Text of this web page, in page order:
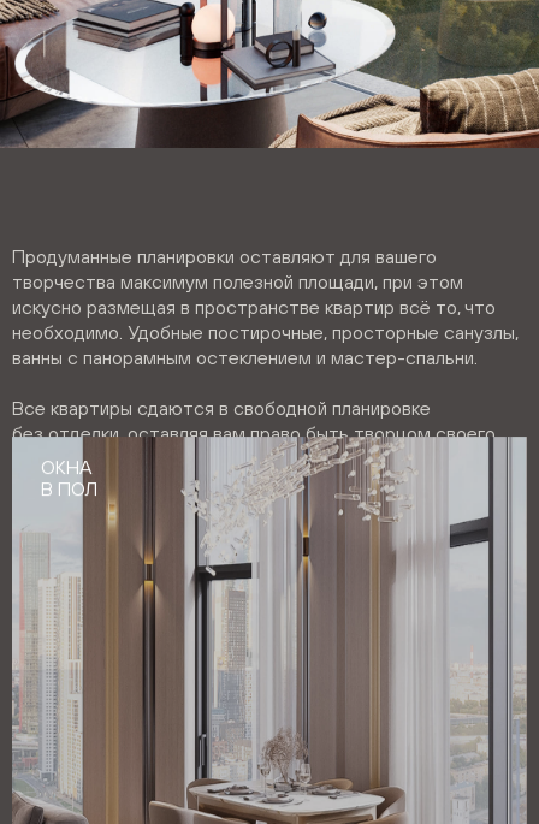
Продуманные планировки оставляют для вашего
творчества максимум полезной площади, при этом
искусно размещая в пространстве квартир всё то, что
необходимо. Удобные постирочные, просторные санузлы,
ванны с панорамным остеклением и мастер-спальни.
Все квартиры сдаются в свободной планировке
без отделки, оставляя вам право быть творцом своего
собственного аутентичного интерьера.
ОКНА
В ПОЛ
МАСТЕР-
СПАЛЬНЯ
ГАРДЕРОБНАЯ